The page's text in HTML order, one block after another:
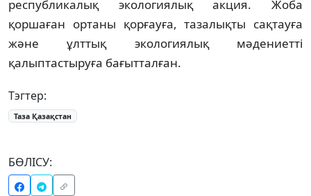
республикалық экологиялық акция. Жоба
қоршаған ортаны қорғауға, тазалықты сақтауға
және ұлттық экологиялық мәдениетті
қалыптастыруға бағытталған.
Тэгтер:
Таза Қазақстан
БӨЛІСУ: